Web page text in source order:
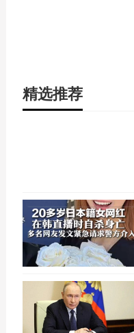
精选推荐